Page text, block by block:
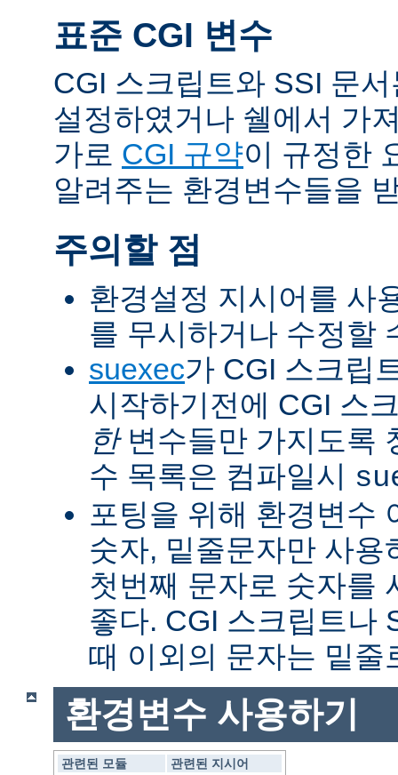
표준 CGI 변수
CGI 스크립트와 SSI 문
설정하였거나 쉘에서 가
가로 CGI 규약이 규정한
알려주는 환경변수들을
주의할 점
환경설정 지시어를 사
를 무시하거나 수정할
suexec가 CGI 스크립
시작하기전에 CGI 스
한변수들만 가지도록
수 목록은 컴파일시
포팅을 위해 환경변수
숫자, 밑줄문자만 사용
첫번째 문자로 숫자를
좋다. CGI 스크립트나
때 이외의 문자는 밑줄
환경변수 사용하기
관련된 모듈
관련된 지시어